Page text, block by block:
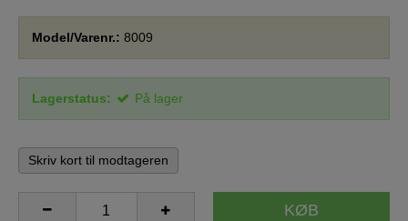
Model/Varenr.: 8009
Lagerstatus: På lager
Skriv kort til modtageren
KØB